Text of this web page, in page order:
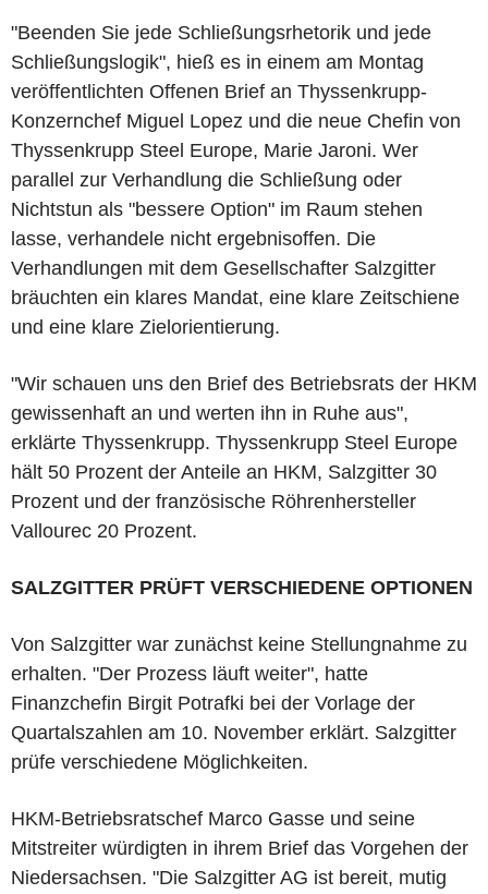
"Beenden Sie jede Schließungsrhetorik und jede
Schließungslogik", hieß es in einem am Montag
veröffentlichten Offenen Brief an Thyssenkrupp-
Konzernchef Miguel Lopez und die neue Chefin von
Thyssenkrupp Steel Europe, Marie Jaroni. Wer
parallel zur Verhandlung die Schließung oder
Nichtstun als "bessere Option" im Raum stehen
lasse, verhandele nicht ergebnisoffen. Die
Verhandlungen mit dem Gesellschafter Salzgitter
bräuchten ein klares Mandat, eine klare Zeitschiene
und eine klare Zielorientierung.
"Wir schauen uns den Brief des Betriebsrats der HKM
gewissenhaft an und werten ihn in Ruhe aus",
erklärte Thyssenkrupp. Thyssenkrupp Steel Europe
hält 50 Prozent der Anteile an HKM, Salzgitter 30
Prozent und der französische Röhrenhersteller
Vallourec 20 Prozent.
SALZGITTER PRÜFT VERSCHIEDENE OPTIONEN
Von Salzgitter war zunächst keine Stellungnahme zu
erhalten. "Der Prozess läuft weiter", hatte
Finanzchefin Birgit Potrafki bei der Vorlage der
Quartalszahlen am 10. November erklärt. Salzgitter
prüfe verschiedene Möglichkeiten.
HKM-Betriebsratschef Marco Gasse und seine
Mitstreiter würdigten in ihrem Brief das Vorgehen der
Niedersachsen. "Die Salzgitter AG ist bereit, mutig